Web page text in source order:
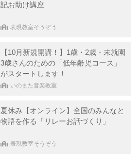
記お助け講座
表現教室そうぞう
【10月新規開講！】1歳・2歳・未就園
3歳さんのための「低年齢児コース」
がスタートします！
いのまた音楽教室
夏休み【オンライン】全国のみんなと
物語を作る「リレーお話づくり」
表現教室そうぞう